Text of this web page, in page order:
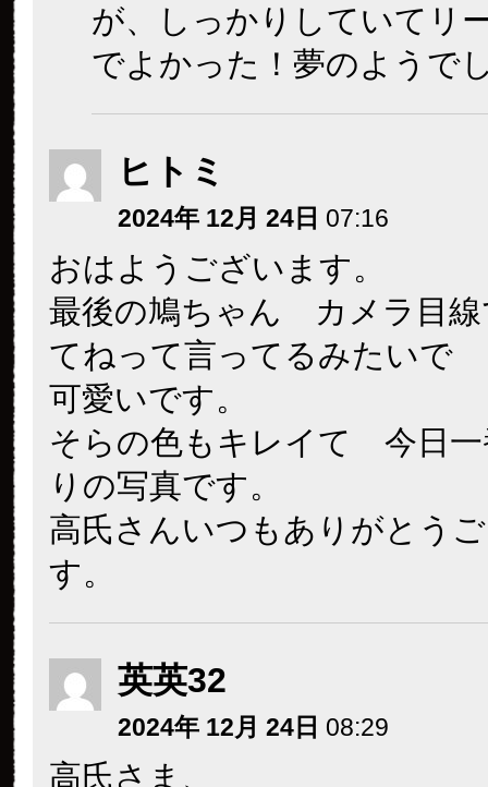
が、しっかりしていてリ
でよかった！夢のようで
ヒトミ
2024年 12月 24日 07:16
おはようございます。
最後の鳩ちゃん カメラ目線
てねって言ってるみたいで
可愛いです。
そらの色もキレイて 今日一
りの写真です。
高氏さんいつもありがとう
す。
英英32
2024年 12月 24日 08:29
高氏さま、